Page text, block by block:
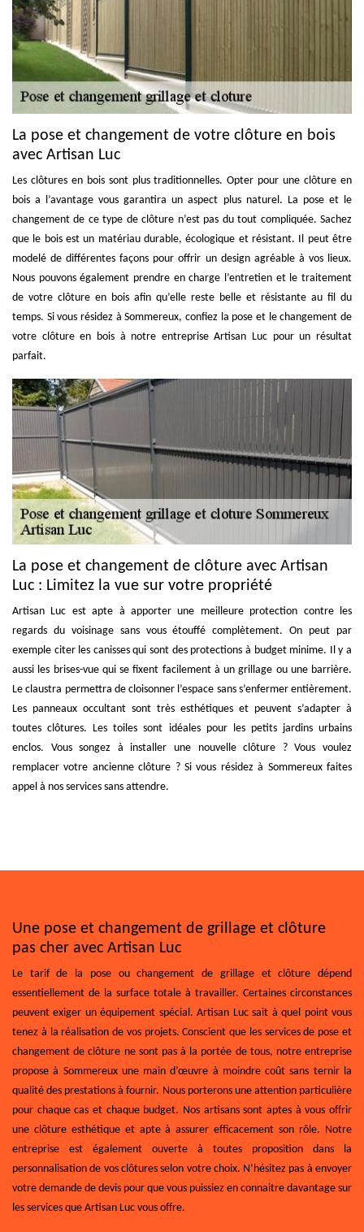
La pose et changement de votre clôture en bois
avec Artisan Luc
Les clôtures en bois sont plus traditionnelles. Opter pour une clôture en
bois a l’avantage vous garantira un aspect plus naturel. La pose et le
changement de ce type de clôture n’est pas du tout compliquée. Sachez
que le bois est un matériau durable, écologique et résistant. Il peut être
modelé de différentes façons pour offrir un design agréable à vos lieux.
Nous pouvons également prendre en charge l’entretien et le traitement
de votre clôture en bois afin qu’elle reste belle et résistante au fil du
temps. Si vous résidez à Sommereux, confiez la pose et le changement de
votre clôture en bois à notre entreprise Artisan Luc pour un résultat
parfait.
La pose et changement de clôture avec Artisan
Luc : Limitez la vue sur votre propriété
Artisan Luc est apte à apporter une meilleure protection contre les
regards du voisinage sans vous étouffé complètement. On peut par
exemple citer les canisses qui sont des protections à budget minime. Il y a
aussi les brises-vue qui se fixent facilement à un grillage ou une barrière.
Le claustra permettra de cloisonner l’espace sans s’enfermer entièrement.
Les panneaux occultant sont très esthétiques et peuvent s’adapter à
toutes clôtures. Les toiles sont idéales pour les petits jardins urbains
enclos. Vous songez à installer une nouvelle clôture ? Vous voulez
remplacer votre ancienne clôture ? Si vous résidez à Sommereux faites
appel à nos services sans attendre.
Une pose et changement de grillage et clôture
pas cher avec Artisan Luc
Le tarif de la pose ou changement de grillage et clôture dépend
essentiellement de la surface totale à travailler. Certaines circonstances
peuvent exiger un équipement spécial. Artisan Luc sait à quel point vous
tenez à la réalisation de vos projets. Conscient que les services de pose et
changement de clôture ne sont pas à la portée de tous, notre entreprise
propose à Sommereux une main d’œuvre à moindre coût sans ternir la
qualité des prestations à fournir. Nous porterons une attention particulière
pour chaque cas et chaque budget. Nos artisans sont aptes à vous offrir
une clôture esthétique et apte à assurer efficacement son rôle. Notre
entreprise est également ouverte à toutes proposition dans la
personnalisation de vos clôtures selon votre choix. N’hésitez pas à envoyer
votre demande de devis pour que vous puissiez en connaitre davantage sur
les services que Artisan Luc vous offre.